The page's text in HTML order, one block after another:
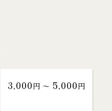
3,000円 〜 5,000円